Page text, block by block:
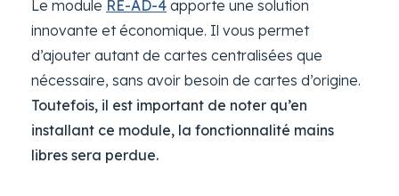
Le module RE-AD-4 apporte une solution
innovante et économique. Il vous permet
d’ajouter autant de cartes centralisées que
nécessaire, sans avoir besoin de cartes d’origine.
Toutefois, il est important de noter qu’en
installant ce module, la fonctionnalité mains
libres sera perdue.